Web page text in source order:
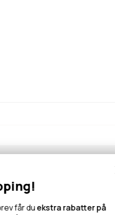
nye produkter!
får duekstra rabatter på